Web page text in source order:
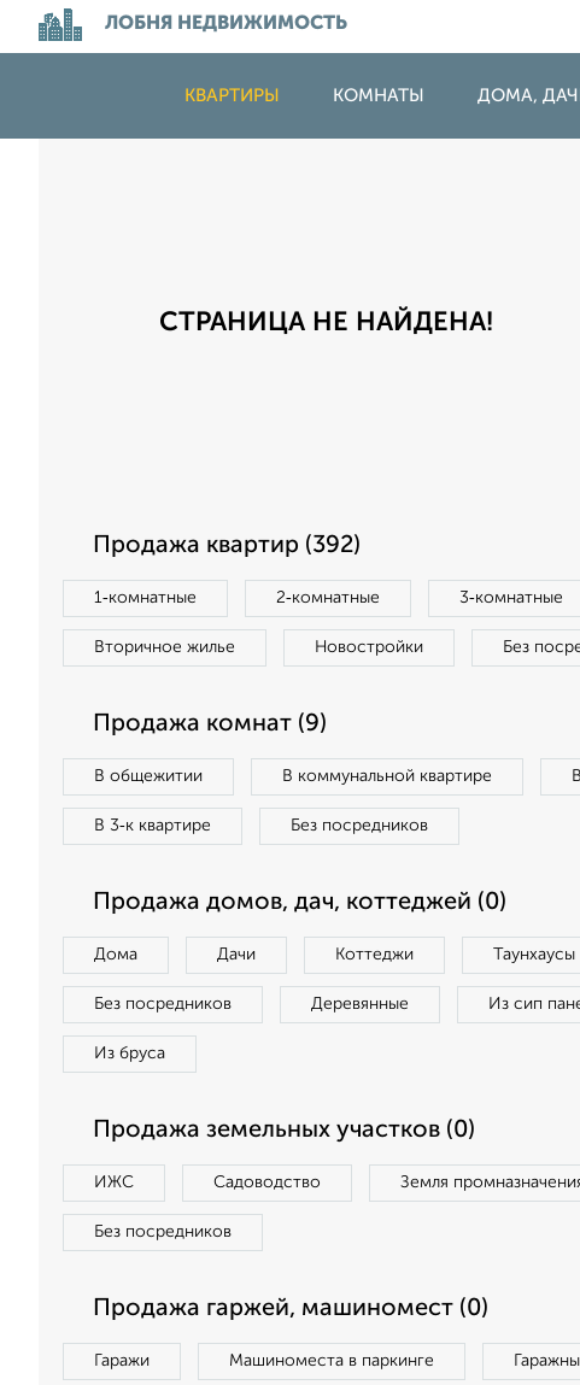
ЛОБНЯ НЕДВИЖИМОСТЬ
КВАРТИРЫ КОМНАТЫ ДОМА,
СТРАНИЦА НЕ НАЙДЕНА!
Продажа квартир (392)
1‑комнатные 2‑комнатные 3‑комнатные
Вторичное жилье Новостройки Без
Продажа комнат (9)
В общежитии В коммунальной квартире
В 3‑к квартире Без посредников
Продажа домов, дач, коттеджей (0)
Дома Дачи Коттеджи Таунхаусы
Без посредников Деревянные Из сип
Из бруса
Продажа земельных участков (0)
ИЖС Садоводство Земля
Без посредников
Продажа гаржей, машиномест (0)
Гаражи Машиноместа в паркинге